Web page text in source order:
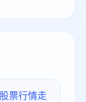
票行情走